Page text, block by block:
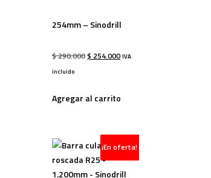
254mm – Sinodrill
$290.000$ 254.000 IVA
incluido
Agregar al carrito
-7%
¡En oferta!